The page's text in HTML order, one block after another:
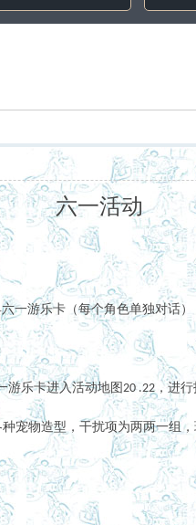
六一活动
一游乐卡（每个角色单独对话）
游乐卡进入活动地图 20 .22 ，进
宠物造型，干扰项为两两一组